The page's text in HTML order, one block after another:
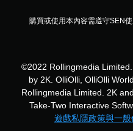
購買或使用本內容需遵守SEN使
©2022 Rollingmedia
by 2K. OlliOlli, OlliOlli
Rollingmedia Limited. 2K
Take-Two Interactive
遊戲私隱政策與一